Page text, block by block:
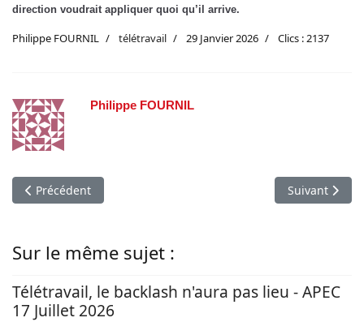
direction voudrait appliquer quoi qu’il arrive.
Philippe FOURNIL télétravail 29 Janvier 2026 Clics : 2137
Philippe FOURNIL
Article précédent : Télétravail : Une expertise indépendante
Précédent Article
Suivant
Sur le même sujet :
Télétravail, le backlash n'aura pas lieu - APEC
17 Juillet 2026